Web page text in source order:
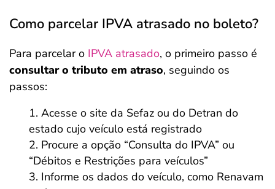
Como parcelar IPVA atrasado no boleto?
Para parcelar o IPVA atrasado, o primeiro passo é
consultar o tributo em atraso, seguindo os
passos:
Acesse o site da Sefaz ou do Detran do
estado cujo veículo está registrado
Procure a opção “Consulta do IPVA” ou
“Débitos e Restrições para veículos”
Informe os dados do veículo, como Renavam